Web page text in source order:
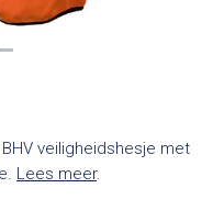
veiligheidshesje met
Lees meer.